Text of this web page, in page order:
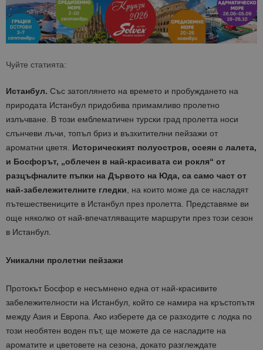
Чуйте статията:
Истанбул. Със затоплянето на времето и пробуждането на
природата Истанбул придобива примамливо пролетно
излъчване. В този емблематичен турски град пролетта носи
слънчеви лъчи, топъл бриз и възхитителни пейзажи от
ароматни цветя. Историческият полуостров, осеян с лалета,
и Босфорът, „облечен в най-красивата си рокля“ от
разцъфналите пъпки на Дървото на Юда, са само част от
най-забележителните гледки , на които може да се насладят
пътешествениците в Истанбул през пролетта. Представяме ви
още няколко от най-впечатляващите маршрути през този сезон
в Истанбул.
Уникални пролетни пейзажи
Протокът Босфор е несъмнено една от най-красивите
забележителности на Истанбул, който се намира на кръстопътя
между Азия и Европа. Ако изберете да се разходите с лодка по
този необятен воден път, ще можете да се насладите на
ароматите и цветовете на сезона, докато разглеждате